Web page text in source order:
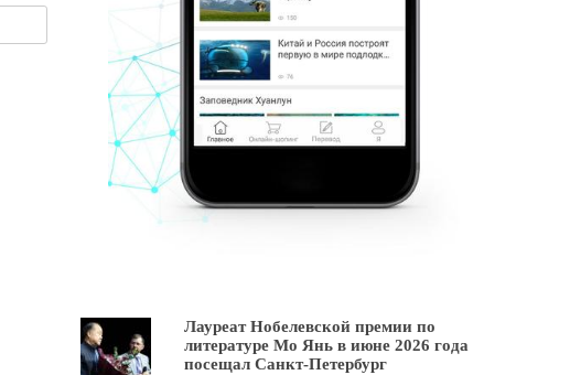
Лауреат Нобелевской премии по
литературе Мо Янь в июне 2026 года
посещал Санкт-Петербург